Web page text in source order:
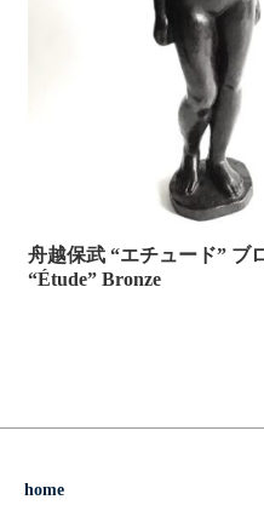
舟越保武 “エチュード” ブ
“Étude” Bronze
home